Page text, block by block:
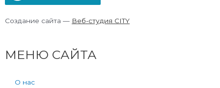
Создание сайта — Веб-студия CITY
МЕНЮ САЙТА
О нас